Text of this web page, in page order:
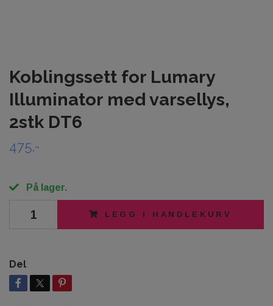
Koblingssett for Lumary
Illuminator med varsellys,
2stk DT6
475,-
På lager.
LEGG I HANDLEKURV
Del